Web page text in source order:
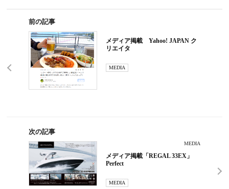
前の記事
メディア掲載 Yahoo! JAPAN ク
リエイタ
MEDIA
次の記事
MEDIA
メディア掲載「REGAL 33EX」
Perfect
MEDIA